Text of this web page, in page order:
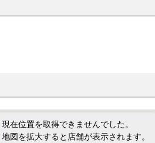
現在位置を取得できませんでした。
地図を拡大すると店舗が表示されます。